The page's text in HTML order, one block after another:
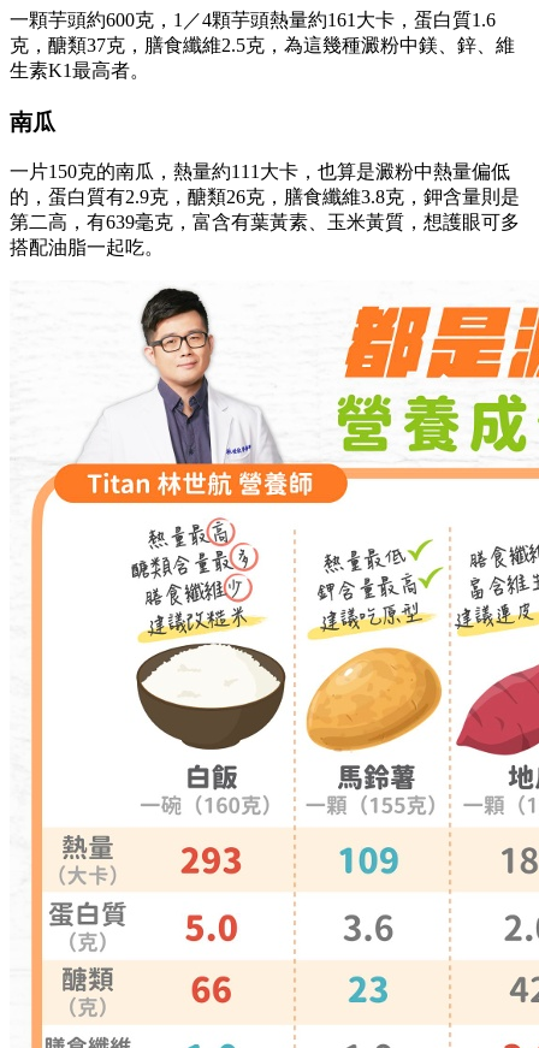
一顆芋頭約600克，1／4顆芋頭熱量約161大卡，蛋白質1.6
克，醣類37克，膳食纖維2.5克，為這幾種澱粉中鎂、鋅、維
生素K1最高者。
南瓜
一片150克的南瓜，熱量約111大卡，也算是澱粉中熱量偏低
的，蛋白質有2.9克，醣類26克，膳食纖維3.8克，鉀含量則是
第二高，有639毫克，富含有葉黃素、玉米黃質，想護眼可多
搭配油脂一起吃。